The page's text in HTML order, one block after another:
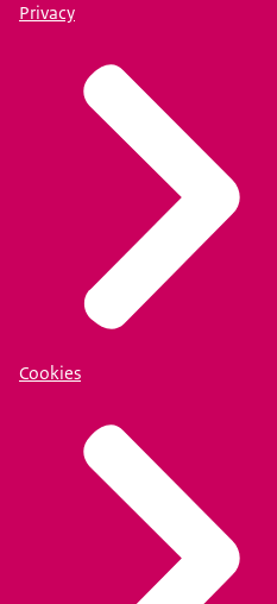
Privacy
Cookies